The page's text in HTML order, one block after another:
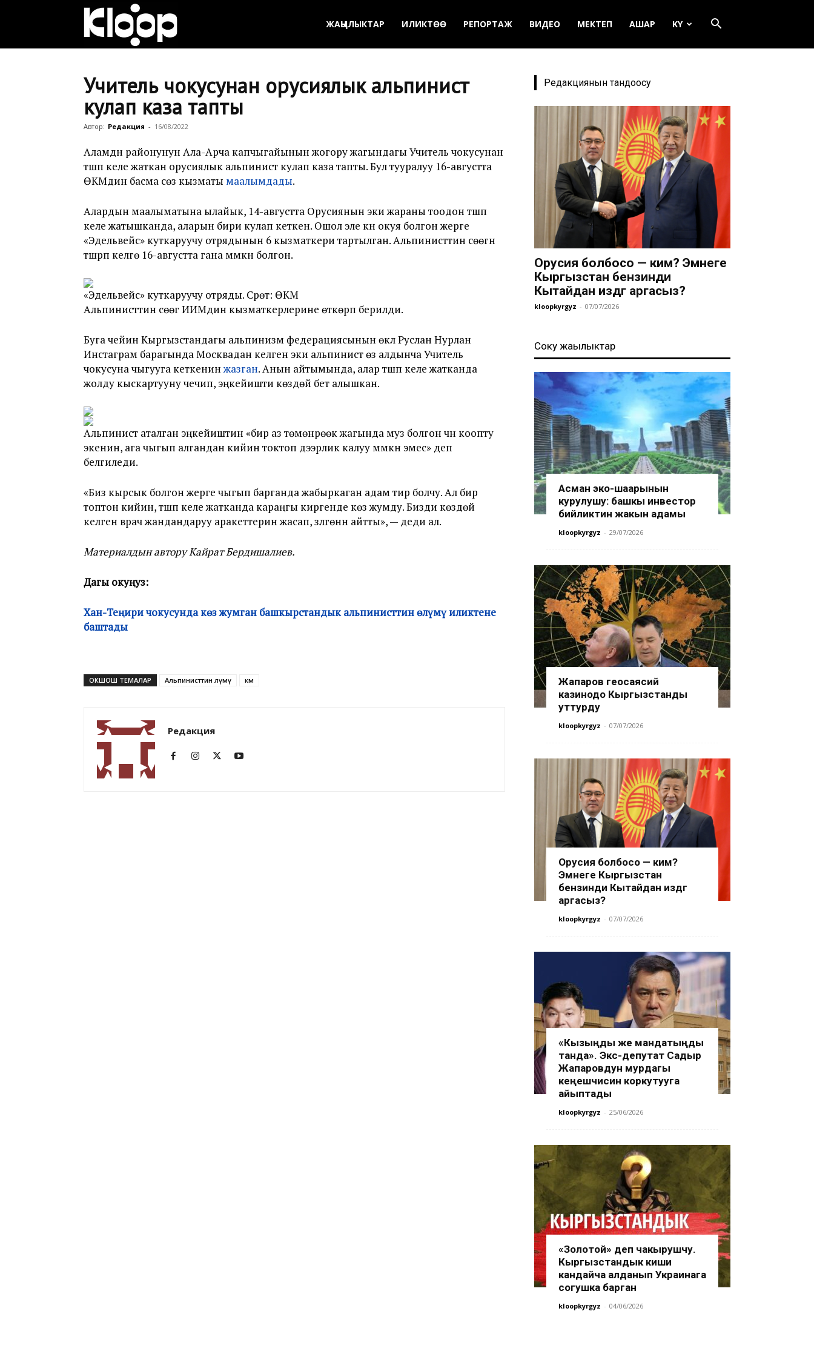
Кыргызстан
жаңылыктары
ЖАҢЫЛЫКТАР ИЛИКТӨӨ РЕПОРТАЖ ВИДЕО МЕКТЕП АШАР KY
Учитель чокусунан орусиялык альпинист
кулап каза тапты
Автор: Редакция - 16/08/2022
Аламүдүн районунун Ала-Арча капчыгайынын жогору жагындагы Учитель чокусунан
түшүп келе жаткан орусиялык альпинист кулап каза тапты. Бул тууралуу 16-августта
ӨКМдин басма сөз кызматы маалымдады.
Алардын маалыматына ылайык, 14-августта Орусиянын эки жараны тоодон түшүп
келе жатышканда, аларын бири кулап кеткен. Ошол эле күнү окуя болгон жерге
«Эдельвейс» куткаруучу отрядынын 6 кызматкери тартылган. Альпинисттин сөөгүн
түшүрүп келүүгө 16-августта гана мүмкүн болгон.
«Эдельвейс» куткаруучу отряды. Сүрөт: ӨКМ
Альпинисттин сөөгү ИИМдин кызматкерлерине өткөрүп берилди.
Буга чейин Кыргызстандагы альпинизм федерациясынын өкүлү Руслан Нурлан
Инстаграм барагында Москвадан келген эки альпинист өз алдынча Учитель
чокусуна чыгууга кеткенинжазган. Анын айтымында, алар түшүп келе жатканда
жолду кыскартууну чечип, эңкейишти көздөй бет алышкан.
Альпинист аталган эңкейиштин «бир аз төмөнүрөөк жагында муз болгон үчүн коопту
экенин, ага чыгып алгандан кийин токтоп дээрлик калуу мүмкүн эмес» деп
белгиледи.
«Биз кырсык болгон жерге чыгып барганда жабыркаган адам тирүү болчу. Ал бир
топтон кийин, түшүп келе жатканда караңгы киргенде көз жумду. Бизди көздөй
келген врач жандандаруу аракеттерин жасап, үзүлгөнүн айтты», — деди ал.
Материалдын автору Кайрат Бердишалиев.
Дагы окуңуз:
Хан-Теңири чокусунда көз жумган башкырстандык альпинисттин өлүмү иликтене
баштады
ОКШОШ ТЕМАЛАР Альпинисттин өлүмү км
Редакция
Редакциянын тандоосу
Орусия болбосо — ким? Эмнеге
Кыргызстан бензинди
Кытайдан издөөгө аргасыз?
kloopkyrgyz - 07/07/2026
Соңку жаңылыктар
Асман эко-шаарынын
курулушу: башкы инвестор
бийликтин жакын адамы
kloopkyrgyz - 29/07/2026
Жапаров геосаясий
казинодо Кыргызстанды
уттурду
kloopkyrgyz - 07/07/2026
Орусия болбосо — ким?
Эмнеге Кыргызстан
бензинди Кытайдан издөөгө
аргасыз?
kloopkyrgyz - 07/07/2026
«Кызыңды же мандатыңды
танда». Экс-депутат Садыр
Жапаровдун мурдагы
кеңешчисин коркутууга
айыптады
kloopkyrgyz - 25/06/2026
«Золотой» деп чакырушчу.
Кыргызстандык киши
кандайча алданып Украинага
согушка барган
kloopkyrgyz - 04/06/2026